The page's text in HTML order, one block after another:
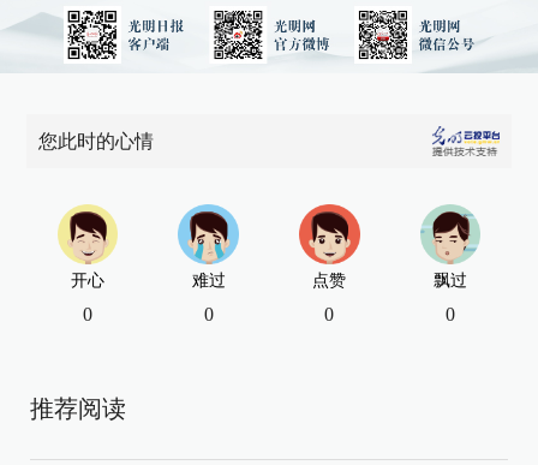
您此时的心情
开心
0
难过
0
点赞
0
飘过
0
推荐阅读